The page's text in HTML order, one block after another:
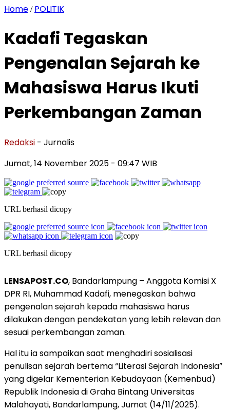
Home / POLITIK
Kadafi Tegaskan
Pengenalan Sejarah ke
Mahasiswa Harus Ikuti
Perkembangan Zaman
Redaksi - Jurnalis
Jumat, 14 November 2025 - 09:47 WIB
URL berhasil dicopy
URL berhasil dicopy
LENSAPOST.CO, Bandarlampung – Anggota Komisi X
DPR RI, Muhammad Kadafi, menegaskan bahwa
pengenalan sejarah kepada mahasiswa harus
dilakukan dengan pendekatan yang lebih relevan dan
sesuai perkembangan zaman.
Hal itu ia sampaikan saat menghadiri sosialisasi
penulisan sejarah bertema “Literasi Sejarah Indonesia”
yang digelar Kementerian Kebudayaan (Kemenbud)
Republik Indonesia di Graha Bintang Universitas
Malahayati, Bandarlampung, Jumat (14/11/2025).